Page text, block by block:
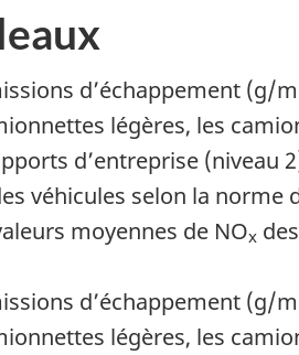
d’échappement (g/
légères, les
d’entreprise (niveau
véhicules selon la norme
moyennes de NOx
d’échappement (g/
légères, les